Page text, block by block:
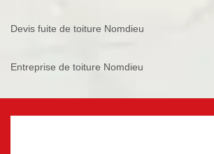
Devis fuite de toiture Nomdieu
Entreprise de toiture Nomdieu